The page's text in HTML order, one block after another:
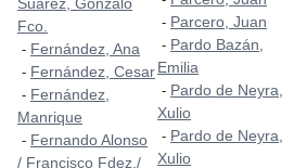
Suárez, Gonzalo
Fco.
- Fernández, Ana
- Fernández, Cesar
- Fernández,
Manrique
- Fernando Alonso
/ Francisco Fdez./
- Parcero, Juan
- Pardo Bazán,
Emilia
- Pardo de Neyra,
Xulio
- Pardo de Neyra,
Xulio